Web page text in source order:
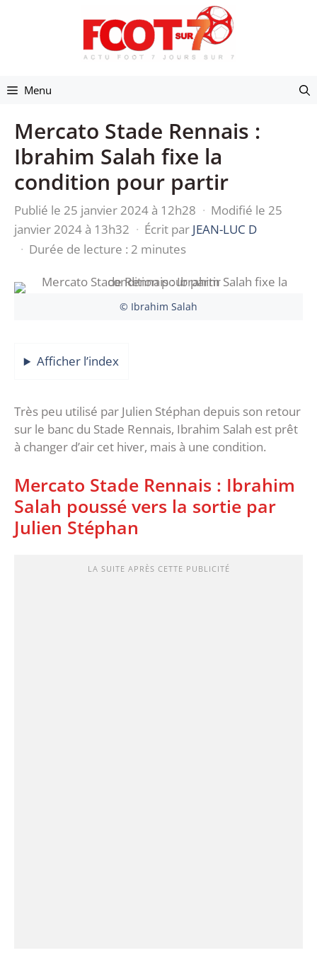
Menu
Mercato Stade Rennais :
Ibrahim Salah fixe la
condition pour partir
Publié le 25 janvier 2024 à 12h28 · Modifié le 25
janvier 2024 à 13h32 · Écrit par JEAN-LUC D
· Durée de lecture : 2 minutes
© Ibrahim Salah
Afficher l’index
Très peu utilisé par Julien Stéphan depuis son retour
sur le banc du Stade Rennais, Ibrahim Salah est prêt
à changer d’air cet hiver, mais à une condition.
Mercato Stade Rennais : Ibrahim
Salah poussé vers la sortie par
Julien Stéphan
LA SUITE APRÈS CETTE PUBLICITÉ